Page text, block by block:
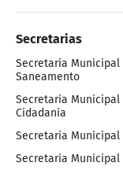
Secretarias
Secretaria Municipal
Saneamento
Secretaria Municipal
Cidadania
Secretaria Municipal
Secretaria Municipal
Notícias
Secretarias
Secretaria
e Saneamento